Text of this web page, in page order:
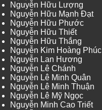
Nguyễn Hữu Lượng
Nguyễn Hữu Mạnh Đạt
Nguyễn Hữu Phước
Nguyễn Hữu Thiết
Nguyễn Hữu Thắng
Nguyễn Kim Hoàng Phúc
Nguyễn Lan Hương
Nguyễn Lê Chánh
Nguyễn Lê Minh Quân
Nguyễn Lê Minh Thuận
Nguyễn Lê Mỹ Ngọc
Nguyễn Minh Cao Triết